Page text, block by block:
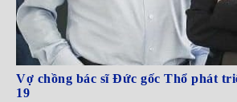
Vợ chồng bác sĩ Đức gốc Thổ phát
19